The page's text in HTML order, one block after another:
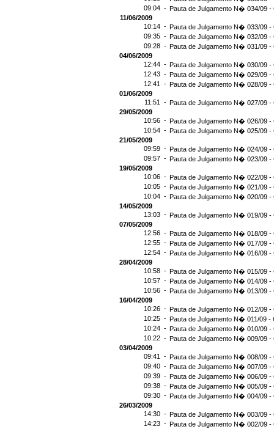
09:04 - Pauta de Julgamento N� 034/09 -
11/06/2009
10:14 - Pauta de Julgamento N� 033/09 -
09:35 - Pauta de Julgamento N� 032/09 -
09:28 - Pauta de Julgamento N� 031/09 -
04/06/2009
12:44 - Pauta de Julgamento N� 030/09 -
12:43 - Pauta de Julgamento N� 029/09 -
12:41 - Pauta de Julgamento N� 028/09 -
01/06/2009
11:51 - Pauta de Julgamento N� 027/09 -
29/05/2009
10:56 - Pauta de Julgamento N� 026/09 -
10:54 - Pauta de Julgamento N� 025/09 -
21/05/2009
09:59 - Pauta de Julgamento N� 024/09 -
09:57 - Pauta de Julgamento N� 023/09 -
19/05/2009
10:06 - Pauta de Julgamento N� 022/09 -
10:05 - Pauta de Julgamento N� 021/09 -
10:04 - Pauta de Julgamento N� 020/09 -
14/05/2009
13:03 - Pauta de Julgamento N� 019/09 -
07/05/2009
12:56 - Pauta de Julgamento N� 018/09 -
12:55 - Pauta de Julgamento N� 017/09 -
12:54 - Pauta de Julgamento N� 016/09 -
28/04/2009
10:58 - Pauta de Julgamento N� 015/09 -
10:57 - Pauta de Julgamento N� 014/09 -
10:56 - Pauta de Julgamento N� 013/09 -
16/04/2009
10:26 - Pauta de Julgamento N� 012/09 -
10:25 - Pauta de Julgamento N� 011/09 -
10:24 - Pauta de Julgamento N� 010/09 -
10:22 - Pauta de Julgamento N� 009/09 -
03/04/2009
09:41 - Pauta de Julgamento N� 008/09 -
09:40 - Pauta de Julgamento N� 007/09 -
09:39 - Pauta de Julgamento N� 006/09 -
09:38 - Pauta de Julgamento N� 005/09 -
09:30 - Pauta de Julgamento N� 004/09 -
26/03/2009
14:30 - Pauta de Julgamento N� 003/09 -
14:23 - Pauta de Julgamento N� 002/09 -